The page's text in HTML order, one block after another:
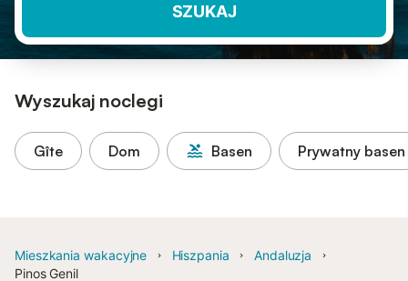
SZUKAJ
Wyszukaj noclegi
Gîte Dom Basen Prywatny basen
Mieszkania wakacyjne Hiszpania
Andaluzja
Pinos Genil